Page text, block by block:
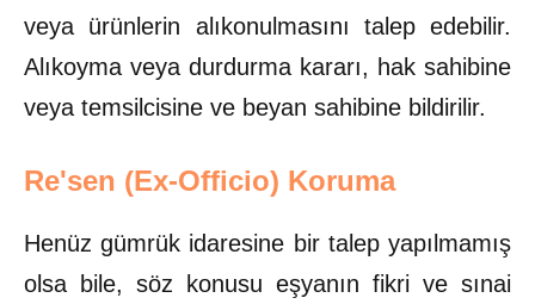
veya ürünlerin alıkonulmasını talep edebilir.
Alıkoyma veya durdurma kararı, hak sahibine
veya temsilcisine ve beyan sahibine bildirilir.
Re'sen (Ex-Officio) Koruma
Henüz gümrük idaresine bir talep yapılmamış
olsa bile, söz konusu eşyanın fikri ve sınai